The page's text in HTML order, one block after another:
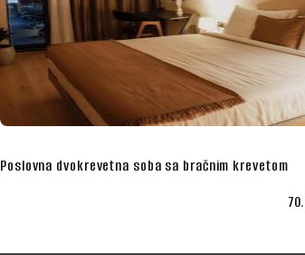
Deluks soba za dvoje sa king krevetom